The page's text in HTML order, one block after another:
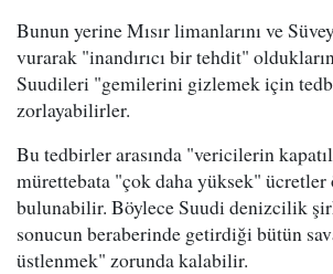
Bunun yerine Mısır limanlarını ve
vurarak "inandırıcı bir tehdit"
Suudileri "gemilerini gizlemek için
zorlayabilirler.
Bu tedbirler arasında "vericilerin
mürettebata "çok daha yüksek" ücretler
bulunabilir. Böylece Suudi denizcilik
sonucun beraberinde getirdiği bütün
üstlenmek" zorunda kalabilir.